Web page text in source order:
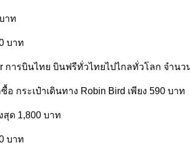
าท
บาท
การบินไทย บินฟรีทั่วไทยไปไกลทั่วโลก จำน
กระเป๋าเดินทาง Robin Bird เพียง 590 บาท
สุด 1,800 บาท
บาท